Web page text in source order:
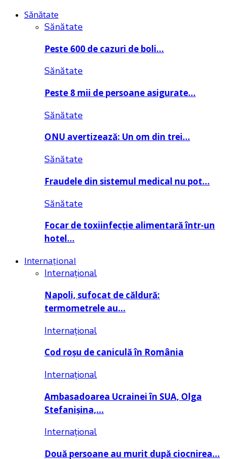
Sănătate
Sănătate
Peste 600 de cazuri de boli…
Sănătate
Peste 8 mii de persoane asigurate…
Sănătate
ONU avertizează: Un om din trei…
Sănătate
Fraudele din sistemul medical nu pot…
Sănătate
Focar de toxiinfecție alimentară într-un
hotel…
Internațional
Internațional
Napoli, sufocat de căldură:
termometrele au…
Internațional
Cod roșu de caniculă în România
Internațional
Ambasadoarea Ucrainei în SUA, Olga
Stefanișina,…
Internațional
Două persoane au murit după ciocnirea…